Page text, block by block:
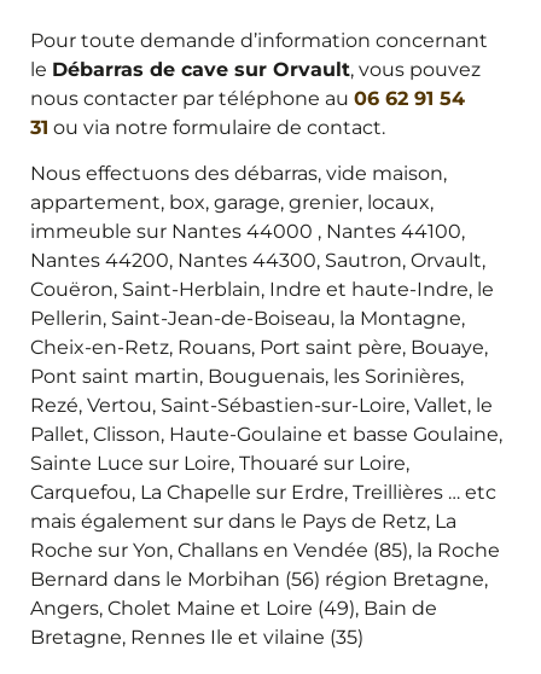
Pour toute demande d’information concernant
le Débarras de cave sur Orvault, vous pouvez
nous contacter par téléphone au 06 62 91 54
31 ou via notre formulaire de contact.
Nous effectuons des débarras, vide maison,
appartement, box, garage, grenier, locaux,
immeuble sur Nantes 44000 , Nantes 44100,
Nantes 44200, Nantes 44300, Sautron, Orvault,
Couëron, Saint-Herblain, Indre et haute-Indre, le
Pellerin, Saint-Jean-de-Boiseau, la Montagne,
Cheix-en-Retz, Rouans, Port saint père, Bouaye,
Pont saint martin, Bouguenais, les Sorinières,
Rezé, Vertou, Saint-Sébastien-sur-Loire, Vallet, le
Pallet, Clisson, Haute-Goulaine et basse Goulaine,
Sainte Luce sur Loire, Thouaré sur Loire,
Carquefou, La Chapelle sur Erdre, Treillières … etc
mais également sur dans le Pays de Retz, La
Roche sur Yon, Challans en Vendée (85), la Roche
Bernard dans le Morbihan (56) région Bretagne,
Angers, Cholet Maine et Loire (49), Bain de
Bretagne, Rennes Ile et vilaine (35)